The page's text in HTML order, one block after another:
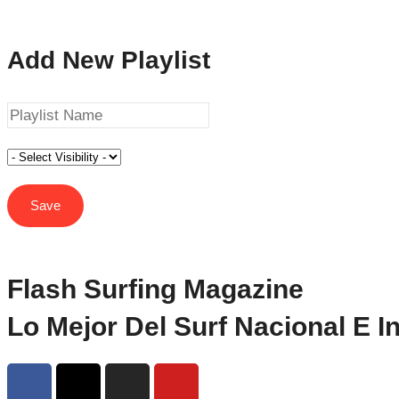
Add New Playlist
Flash Surfing Magazine
Lo Mejor Del Surf Nacional E